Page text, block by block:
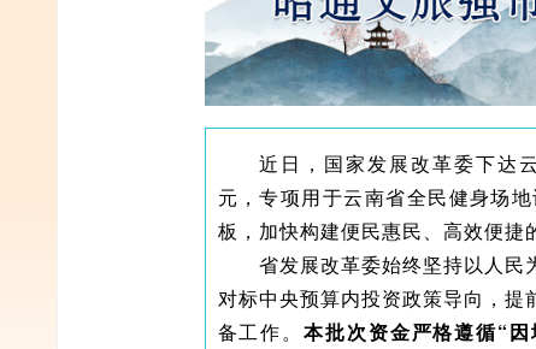
近日，国家发展改革委下达
元，专项用于云南省全民健身场
板，加快构建便民惠民、高效便捷
省发展改革委始终坚持以人民
对标中央预算内投资政策导向，
备工作。本批次资金严格遵循“